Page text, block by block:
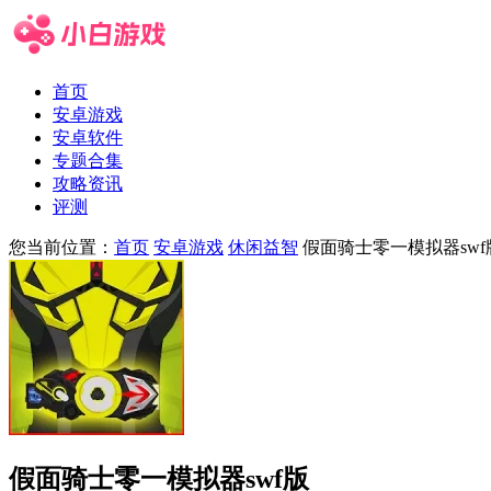
首页
安卓游戏
安卓软件
专题合集
攻略资讯
评测
您当前位置： 首页 安卓游戏 休闲益智 假面骑士零一模拟器swf
假面骑士零一模拟器swf版